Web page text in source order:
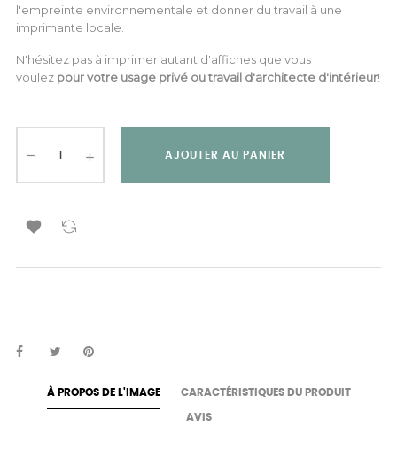
l'empreinte environnementale et donner du travail à une
imprimante locale.
N'hésitez pas à imprimer autant d'affiches que vous
voulez pour votre usage privé ou travail d'architecte d'intérieur!
AJOUTER AU PANIER

À PROPOS DE L'IMAGE CARACTÉRISTIQUES DU PRODUIT
AVIS